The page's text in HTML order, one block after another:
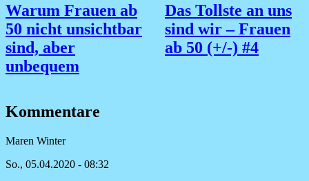
Warum Frauen ab
50 nicht unsichtbar
sind, aber
unbequem
Das Tollste an uns
sind wir – Frauen
ab 50 (+/-) #4
Kommentare
Maren Winter
So., 05.04.2020 - 08:32